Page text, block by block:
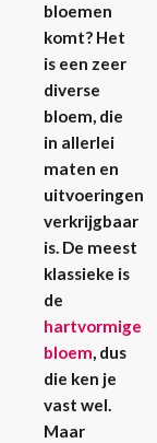
bloemen
komt? Het
is een zeer
diverse
bloem, die
in allerlei
maten en
uitvoeringen
verkrijgbaar
is. De meest
klassieke is
de
hartvormige
bloem, dus
die ken je
vast wel.
Maar